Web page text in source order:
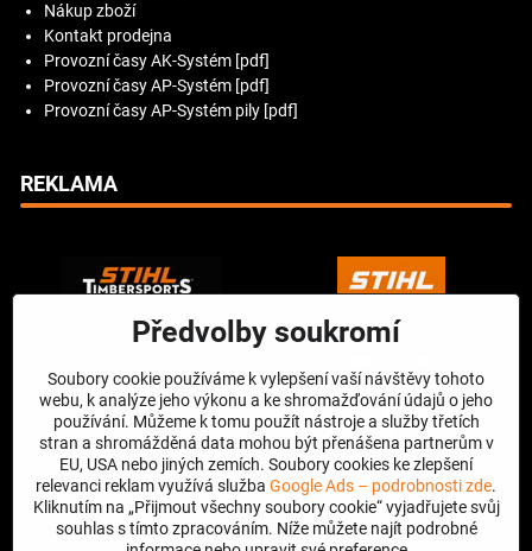
Nákup zboží
Kontakt prodejna
Provozní časy AK-Systém [pdf]
Provozní časy AP-Systém [pdf]
Provozní časy AP-Systém pily [pdf]
REKLAMA
Předvolby soukromí
Soubory cookie používáme k vylepšení vaší návštěvy tohoto
webu, k analýze jeho výkonu a ke shromažďování údajů o jeho
používání. Můžeme k tomu použít nástroje a služby třetích
stran a shromážděná data mohou být přenášena partnerům v
EU, USA nebo jiných zemích. Soubory cookies ke zlepšení
relevanci reklam využívá služba Google Ads – podrobnosti zde.
Kliknutím na „Přijmout všechny soubory cookie“ vyjadřujete svůj
souhlas s tímto zpracováním. Níže můžete najít podrobné